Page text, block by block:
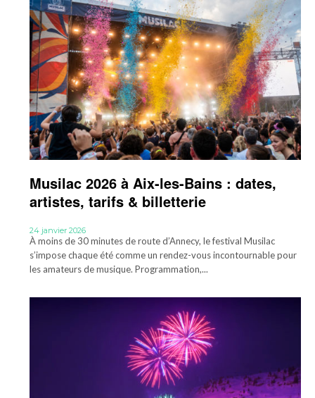
Musilac 2026 à Aix-les-Bains : dates,
artistes, tarifs & billetterie
24 janvier 2026
À moins de 30 minutes de route d’Annecy, le festival Musilac
s’impose chaque été comme un rendez-vous incontournable pour
les amateurs de musique. Programmation,...